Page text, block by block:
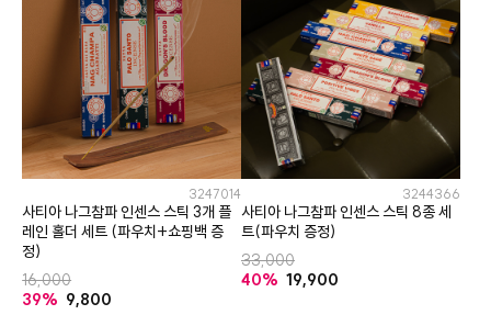
3247014
사티아 나그참파 인센스 스틱 3개 플
레인 홀더 세트 (파우치+쇼핑백 증
정)
16,000
39% 9,800
3244366
사티아 나그참파 인센스 스틱 8종 세
트(파우치 증정)
33,000
40% 19,900